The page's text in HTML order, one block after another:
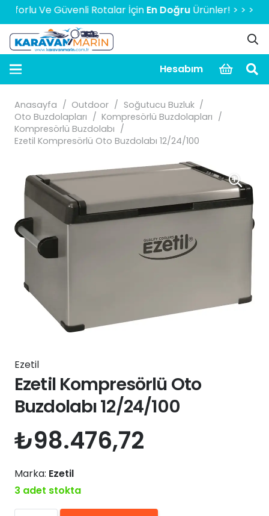
Ve Güvenli Rotalar İçinEn DoğruÜrünler! > > > > >
Hesabım
Anasayfa / Outdoor / Soğutucu Buzluk /
Oto Buzdolapları / Kompresörlü Buzdolapları /
Kompresörlü Buzdolabı /
Ezetil Kompresörlü Oto Buzdolabı 12/24/100
Ezetil
Ezetil Kompresörlü Oto
Buzdolabı 12/24/100
₺98.476,72
Marka: Ezetil
3 adet stokta